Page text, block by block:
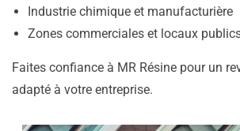
Industrie chimique et manufacturière
Zones commerciales et locaux
Faites confiance à MR Résine pour un
adapté à votre entreprise.